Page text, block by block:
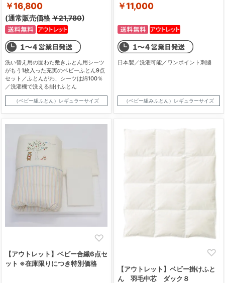
￥16,800
(通常販売価格￥21,780)
洗い替え用の固わた敷きふとん用シーツ
がもう1枚入った充実のベビーふとん9点
セット／ふとんがわ、シーツは綿100％
／洗濯機で洗える掛けふとん
（ベビー組ふとん）レギュラーサイズ
￥11,000
日本製／洗濯可能／ワンポイント刺繍
（ベビー組みふとん）レギュラーサイズ
【アウトレット】ベビー合繊6点セ
ット ※在庫限りにつき特別価格
【アウトレット】ベビー掛けふと
ん 羽毛中芯 ダック８